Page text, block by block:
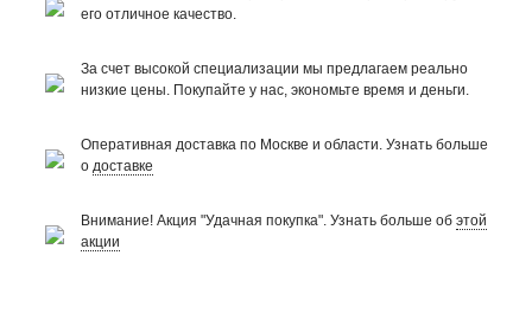
его отличное качество.
За счет высокой специализации мы предлагаем реально
низкие цены. Покупайте у нас, экономьте время и деньги.
Оперативная доставка по Москве и области. Узнать больше
о доставке
Внимание! Акция "Удачная покупка". Узнать больше об этой
акции